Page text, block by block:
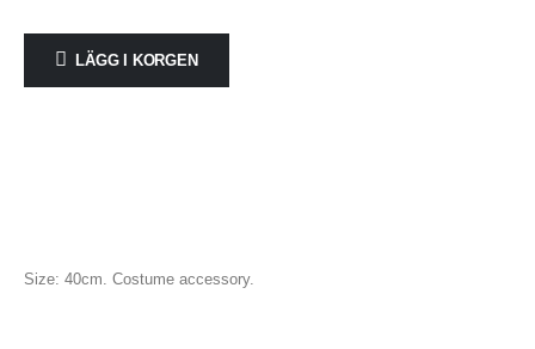
LÄGG I KORGEN
Size: 40cm. Costume accessory.